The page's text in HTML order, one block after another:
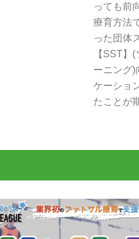
っても前
療育方法
った団体
【SST】
ーニング)
ケーショ
たことが